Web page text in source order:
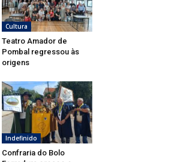
Cultura
Teatro Amador de
Pombal regressou às
origens
Indefinido
Confraria do Bolo